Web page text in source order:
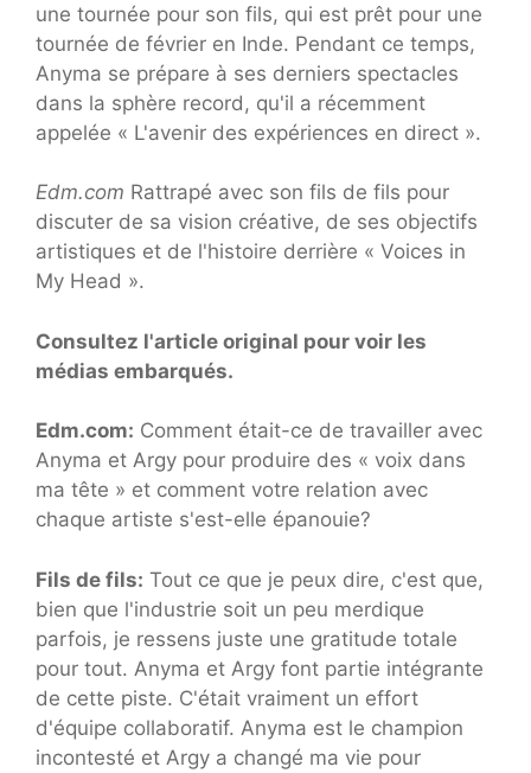
une tournée pour son fils, qui est prêt pour une
tournée de février en Inde. Pendant ce temps,
Anyma se prépare à ses derniers spectacles
dans la sphère record, qu'il a récemment
appelée « L'avenir des expériences en direct ».
Edm.com Rattrapé avec son fils de fils pour
discuter de sa vision créative, de ses objectifs
artistiques et de l'histoire derrière « Voices in
My Head ».
Consultez l'article original pour voir les
médias embarqués.
Edm.com: Comment était-ce de travailler avec
Anyma et Argy pour produire des « voix dans
ma tête » et comment votre relation avec
chaque artiste s'est-elle épanouie?
Fils de fils: Tout ce que je peux dire, c'est que,
bien que l'industrie soit un peu merdique
parfois, je ressens juste une gratitude totale
pour tout. Anyma et Argy font partie intégrante
de cette piste. C'était vraiment un effort
d'équipe collaboratif. Anyma est le champion
incontesté et Argy a changé ma vie pour